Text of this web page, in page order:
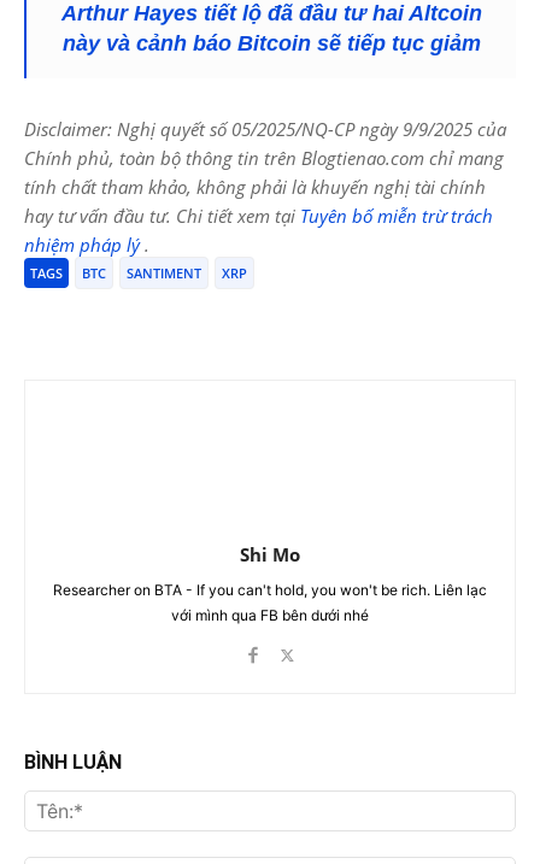
Arthur Hayes tiết lộ đã đầu tư hai Altcoin
này và cảnh báo Bitcoin sẽ tiếp tục giảm
Disclaimer: Nghị quyết số 05/2025/NQ-CP ngày 9/9/2025 của
Chính phủ, toàn bộ thông tin trên Blogtienao.com chỉ mang
tính chất tham khảo, không phải là khuyến nghị tài chính
hay tư vấn đầu tư. Chi tiết xem tại Tuyên bố miễn trừ trách
nhiệm pháp lý.
TAGS BTC SANTIMENT XRP
Shi Mo
Researcher on BTA - If you can't hold, you won't be rich. Liên lạc
với mình qua FB bên dưới nhé
BÌNH LUẬN